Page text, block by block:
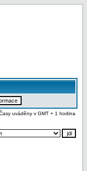
uváděny v GMT + 1 hodina